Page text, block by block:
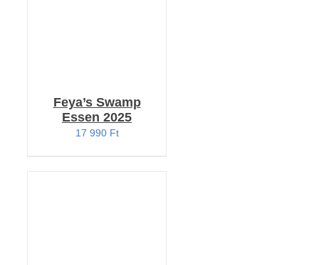
Feya’s Swamp
Essen 2025
17 990 Ft